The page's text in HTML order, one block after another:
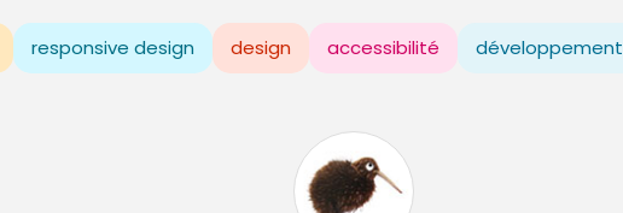
responsive design design accessibilité développement